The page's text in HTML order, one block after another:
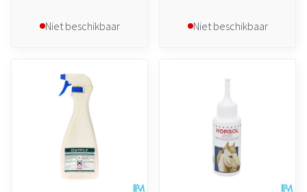
Niet beschikbaar Niet beschikbaar